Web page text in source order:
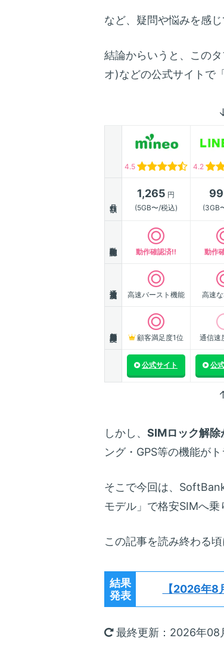
など、疑問や悩みを感
結論からいうと、この
オ)などの公式サイトで
4.5 4.2
1,265 円
(5GB〜/税込)
(3GB
動作確認済!! 動作
高速バースト機能 高速
顧客満足度1位 通信速
公式サイト 公
しかし、 SIMロック解除
ング・GPS等の機能が
そこで今回は、
モデル」で格安SIMへ乗
この記事を読み終わる頃
結果
発表
【2026年8
最終更新：2026年08